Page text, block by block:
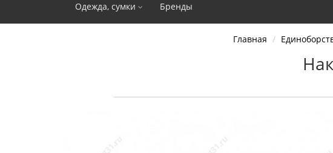
Одежда, сумки Бренды
Главная